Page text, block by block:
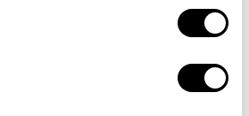
acties en meer?